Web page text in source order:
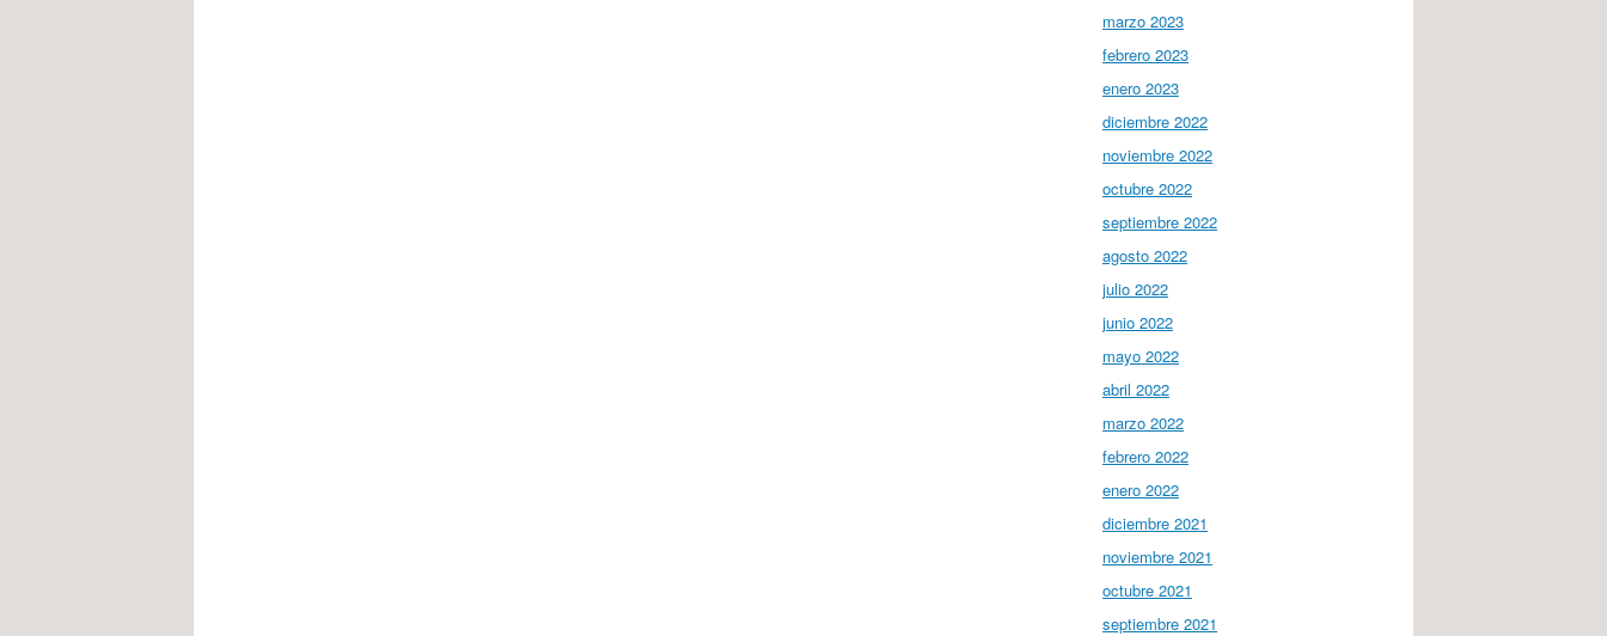
marzo 2023
febrero 2023
enero 2023
diciembre 2022
noviembre 2022
octubre 2022
septiembre 2022
agosto 2022
julio 2022
junio 2022
mayo 2022
abril 2022
marzo 2022
febrero 2022
enero 2022
diciembre 2021
noviembre 2021
octubre 2021
septiembre 2021